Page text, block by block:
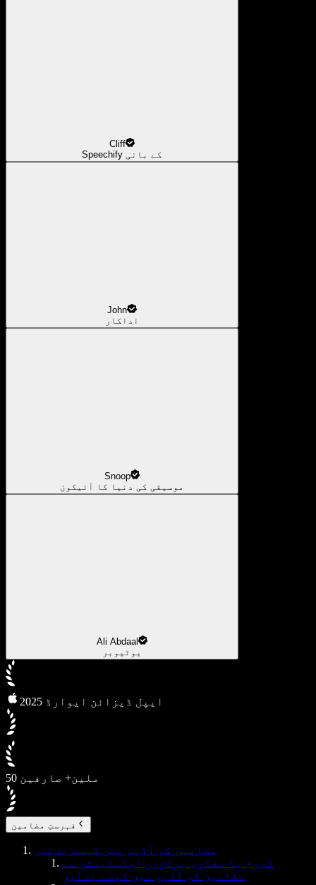
Cliff
Speechify کے بانی
John
اداکار
Snoop
موسیقی کی دنیا کا آئیکون
Ali Abdaal
یوٹیوبر
2025 ایپل ڈیزائن ایوارڈ
50 ملین+ صارفین
فہرستِ مضامین
مضامین کو آڈیو میں کیسے بدلیں
کروم یا سفاری براؤزر ایکسٹینشن سے
مضامین کو آڈیو میں کیسے بدلیں